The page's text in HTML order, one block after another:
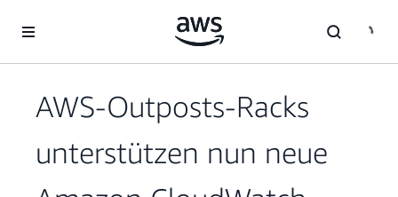
Überspringen zum Hauptinhalt
AWS-Outposts-Racks
unterstützen nun neue